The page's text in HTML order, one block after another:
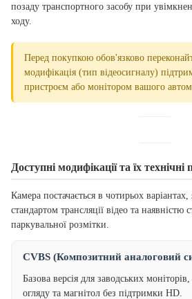
позаду транспортного засобу при
ходу.
Перед покупкою обов'язково
модифікація (тип відеосигналу)
пристроєм або монітором вашого
Доступні модифікації та їх
Камера постачається в чотирьох варіантах,
стандартом трансляції відео та наявністю
паркувальної розмітки.
CVBS (Композитний аналоговий
Базова версія для заводських
огляду та магнітол без підтримки HD.